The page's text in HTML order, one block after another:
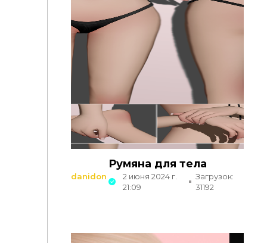
Румяна для тела
danidon
2 июня 2024 г.
21:09
Загрузок:
31192